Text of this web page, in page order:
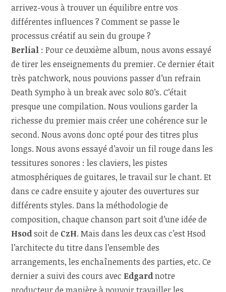
arrivez-vous à trouver un équilibre entre vos
différentes influences ? Comment se passe le
processus créatif au sein du groupe ?
Berlial : Pour ce deuxième album, nous avons essayé
de tirer les enseignements du premier. Ce dernier était
très patchwork, nous pouvions passer d’un refrain
Death Sympho à un break avec solo 80’s. C’était
presque une compilation. Nous voulions garder la
richesse du premier mais créer une cohérence sur le
second. Nous avons donc opté pour des titres plus
longs. Nous avons essayé d’avoir un fil rouge dans les
tessitures sonores : les claviers, les pistes
atmosphériques de guitares, le travail sur le chant. Et
dans ce cadre ensuite y ajouter des ouvertures sur
différents styles. Dans la méthodologie de
composition, chaque chanson part soit d’une idée de
Hsodsoit de CzH. Mais dans les deux cas c’est Hsod
l’architecte du titre dans l’ensemble des
arrangements, les enchaînements des parties, etc. Ce
dernier a suivi des cours avec Edgardnotre